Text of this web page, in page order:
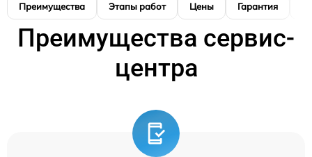
Преимущества Этапы работ Цены Гарантия
Преимущества сервис-
центра